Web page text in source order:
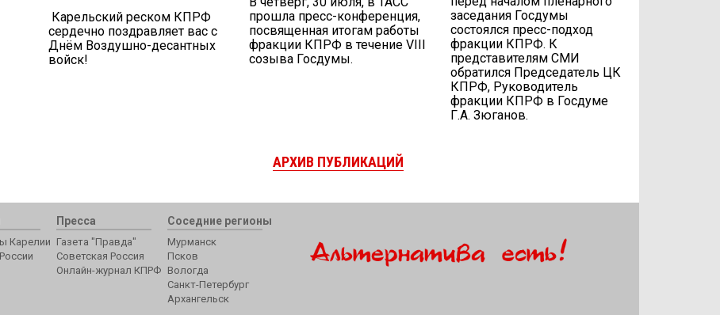
Карельский реском КПРФ
сердечно поздравляет вас с
Днём Воздушно-десантных
войск!
прошла пресс-конференция,
посвященная итогам работы
фракции КПРФ в течение VIII
созыва Госдумы.
заседания Госдумы
состоялся пресс-подход
фракции КПРФ. К
представителям СМИ
обратился Председатель ЦК
КПРФ, Руководитель
фракции КПРФ в Госдуме
Г.А. Зюганов.
АРХИВ ПУБЛИКАЦИЙ
Карелии
Пресса
Газета "Правда"
Советская Россия
Онлайн-журнал КПРФ
Соседние регионы
Мурманск
Псков
Вологда
Санкт-Петербург
Архангельск